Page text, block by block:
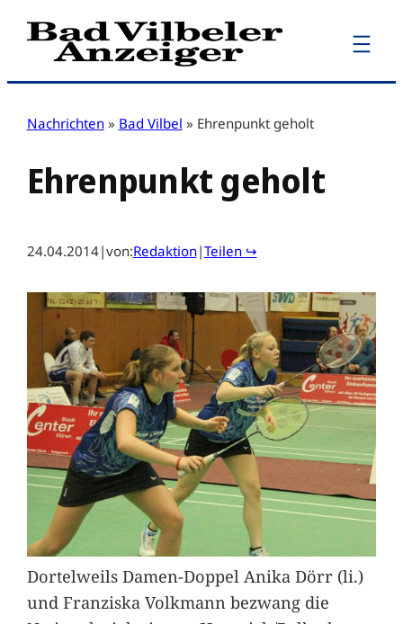
Zum
Inhalt
Nachrichten » Bad Vilbel » Ehrenpunkt geholt
Ehrenpunkt geholt
24.04.2014|von:Redaktion|Teilen ↪
Dortelweils Damen-Doppel Anika Dörr (li.)
und Franziska Volkmann bezwang die